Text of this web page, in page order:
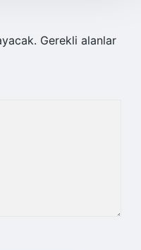
Gerekli alanlar